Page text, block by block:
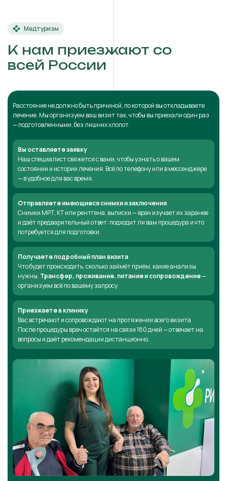
Медтуризм
К нам приезжают со
всей России
Расстояние не должно быть причиной, по которой вы откладываете
лечение. Мы организуем ваш визит так, чтобы вы приехали один раз
— подготовленными, без лишних хлопот.
Вы оставляете заявку
Наш специалист свяжется с вами, чтобы узнать о вашем
состоянии и истории лечения. Всё по телефону или в мессенджере
— в удобное для вас время.
Отправляете имеющиеся снимки и заключения
Снимки МРТ, КТ или рентгена, выписки — врач изучает их заранее
и даёт предварительный ответ: подходит ли вам процедура и что
потребуется для подготовки.
Получаете подробный план визита
Что будет происходить, сколько займёт приём, какие анализы
нужны. Трансфер, проживание, питание и сопровождение—
организуем всё по вашему запросу.
Приезжаете в клинику
Вас встречают и сопровождают на протяжении всего визита.
После процедуры врач остаётся на связи 180 дней — отвечает на
вопросы и даёт рекомендации дистанционно.